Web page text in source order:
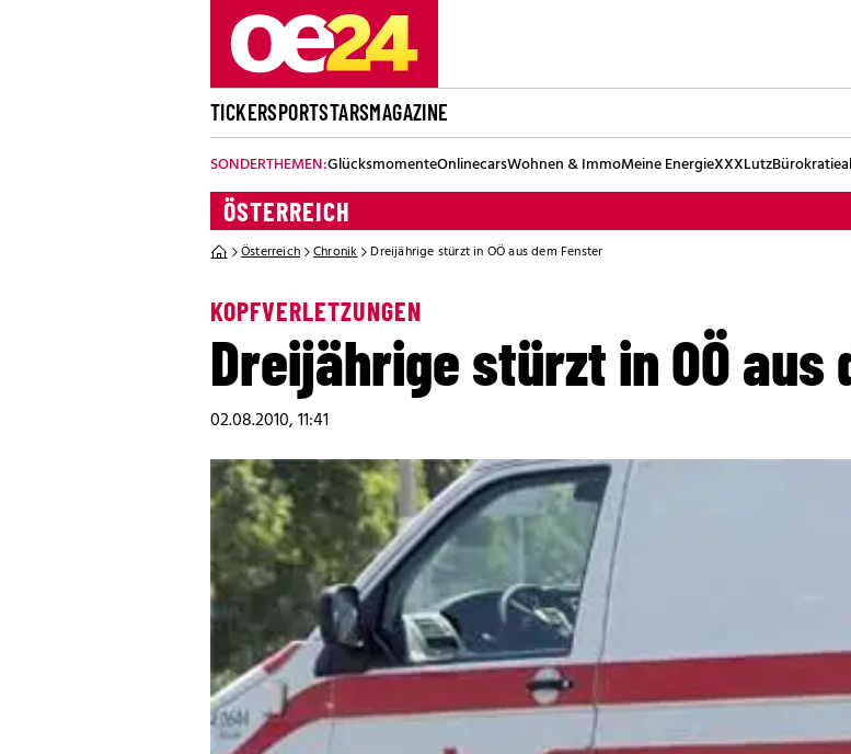
TICKERSPORTSTARSMAGAZINE
SONDERTHEMEN:GlücksmomenteOnlinecarsWohnen & ImmoMeine EnergieXXXLutz
ÖSTERREICH
Österreich Chronik Dreijährige stürzt in OÖ aus dem Fenster
KOPFVERLETZUNGEN
Dreijährige stürzt in OÖ aus
02.08.2010, 11:41